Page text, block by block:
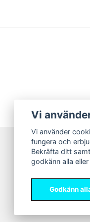
Sweet
Vi
Vi använder
fungera och
Bekräfta ditt
godkänn alla
Godkänn